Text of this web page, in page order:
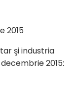
2015
şi industria
2015: